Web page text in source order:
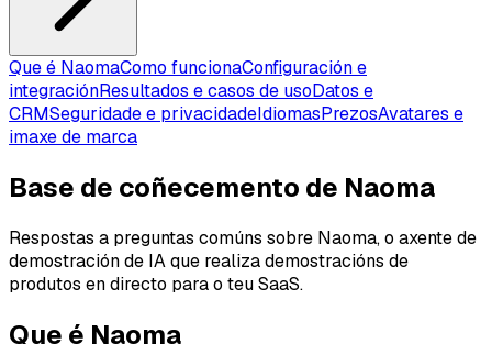
Que é NaomaComo funcionaConfiguración e
integraciónResultados e casos de usoDatos e
CRMSeguridade e privacidadeIdiomasPrezosAvatares e
imaxe de marca
Base de coñecemento de Naoma
Respostas a preguntas comúns sobre Naoma, o axente de
demostración de IA que realiza demostracións de
produtos en directo para o teu SaaS.
Que é Naoma